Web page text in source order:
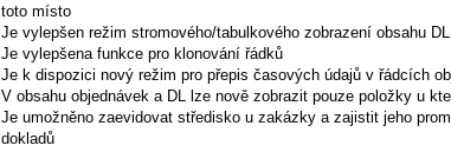
toto místo
Je vylepšen režim stromového/tabulkového zobrazení obsahu
Je vylepšena funkce pro klonování řádků
Je k dispozici nový režim pro přepis časových údajů v řádcích
V obsahu objednávek a DL lze nově zobrazit pouze položky u
Je umožněno zaevidovat středisko u zakázky a zajistit jeho
dokladů